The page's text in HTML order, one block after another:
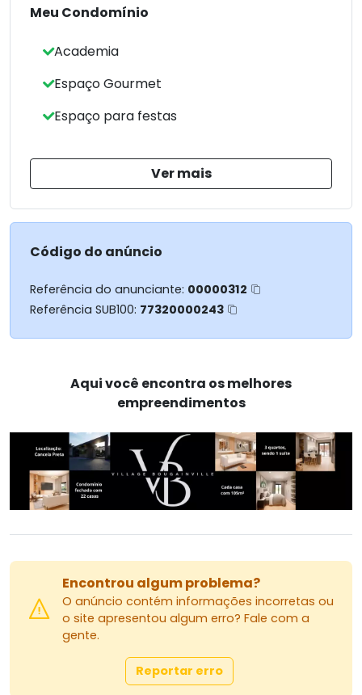
Meu Condomínio
Academia
Espaço Gourmet
Espaço para festas
Ver mais
Código do anúncio
Referência do anunciante: 00000312
Referência SUB100: 77320000243
Aqui você encontra os melhores
empreendimentos
Encontrou algum problema?
O anúncio contém informações incorretas ou
o site apresentou algum erro? Fale com a
gente.
Reportar erro